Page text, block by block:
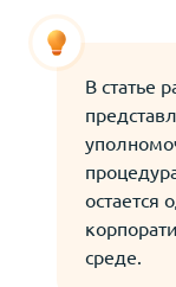
В статье
среде.